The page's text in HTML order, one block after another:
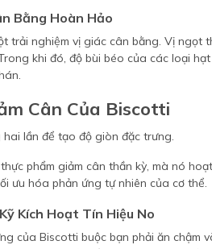
Bằng Hoàn Hảo
trải nghiệm vị giác cân bằng. Vị ngọt
khi đó, độ bùi béo của các loại
Cân Của Biscotti
phẩm giảm cân thần kỳ, mà nó
ưu hóa phản ứng tự nhiên của cơ thể.
Kích Hoạt Tín Hiệu No
của Biscotti buộc bạn phải ăn chậm